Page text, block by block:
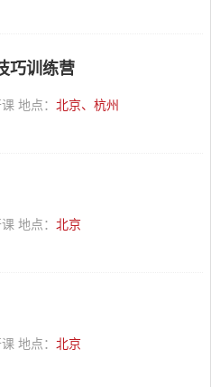
巧训练营
地点： 北京、杭州
地点： 北京
地点： 北京